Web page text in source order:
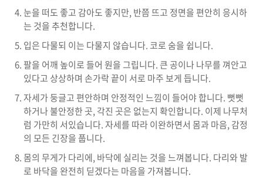
눈을 떠도 좋고 감아도 좋지만, 반쯤 뜨고 정면을 편안히 응시하
는 것을 추천합니다.
입은 다물되 이는 다물지 않습니다. 코로 숨을 쉽니다.
팔을 어깨 높이로 들어 원을 그립니다. 큰 공이나 나무를 껴안고
있다고 상상하며 손가락 끝이 서로 마주 보게 듭니다.
자세가 둥글고 편안하며 안정적인 느낌이 들어야 합니다. 뻣뻣
하거나 불안정한 곳, 각진 곳은 없는지 확인합니다. 이제 나무처
럼 가만히 서있습니다. 자세를 따라 이완하면서 몸과 마음, 감정
의 모든 긴장을 풉니다.
몸의 무게가 다리에, 바닥에 실리는 것을 느껴봅니다. 다리와 발
로 바닥을 완전히 딛겠다는 마음을 가져봅니다.